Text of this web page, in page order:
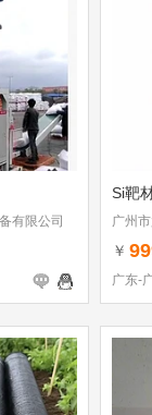
有限公司
Si靶
广州
￥
广东-